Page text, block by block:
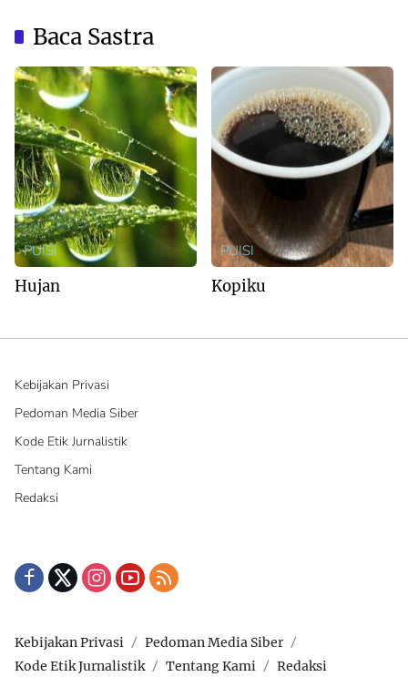
Baca Sastra
PUISI
Hujan
PUISI
Kopiku
Kebijakan Privasi
Pedoman Media Siber
Kode Etik Jurnalistik
Tentang Kami
Redaksi
Kebijakan Privasi
Pedoman Media Siber
Kode Etik Jurnalistik
Tentang Kami Redaksi